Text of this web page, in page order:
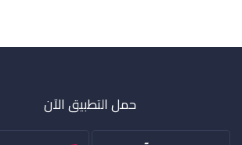
حمل التطبيق الآن